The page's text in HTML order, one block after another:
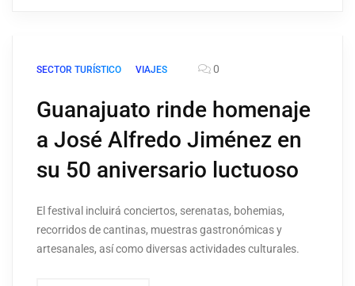
SECTOR TURÍSTICO VIAJES 0
Guanajuato rinde homenaje
a José Alfredo Jiménez en
su 50 aniversario luctuoso
El festival incluirá conciertos, serenatas, bohemias,
recorridos de cantinas, muestras gastronómicas y
artesanales, así como diversas actividades culturales.